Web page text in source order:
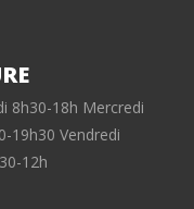
8h30-18h Mercredi
19h30 Vendredi
12h